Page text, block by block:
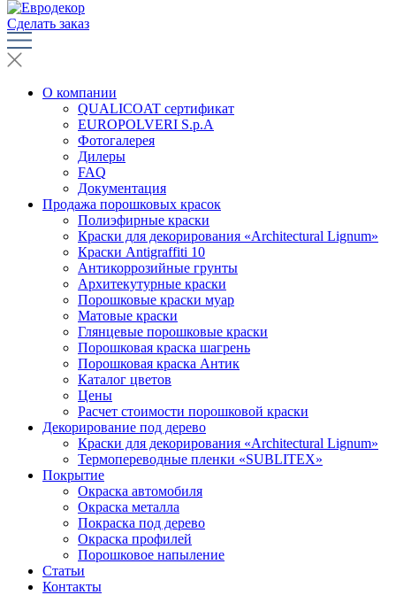
Сделать заказ
О компании
QUALICOAT сертификат
EUROPOLVERI S.p.A
Фотогалерея
Дилеры
FAQ
Документация
Продажа порошковых красок
Полиэфирные краски
Краски для декорирования «Architectural Lignum»
Краски Antigraffiti 10
Антикоррозийные грунты
Архитекутурные краски
Порошковые краски муар
Матовые краски
Глянцевые порошковые краски
Порошковая краска шагрень
Порошковая краска Антик
Каталог цветов
Цены
Расчет стоимости порошковой краски
Декорирование под дерево
Краски для декорирования «Architectural Lignum»
Термопереводные пленки «SUBLITEX»
Покрытие
Окраска автомобиля
Окраска металла
Покраска под дерево
Окраска профилей
Порошковое напыление
Статьи
Контакты